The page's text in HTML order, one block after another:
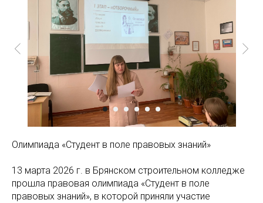
Олимпиада «Студент в поле правовых знаний»
13 марта 2026 г. в Брянском строительном колледже
прошла правовая олимпиада «Студент в поле
правовых знаний», в которой приняли участие